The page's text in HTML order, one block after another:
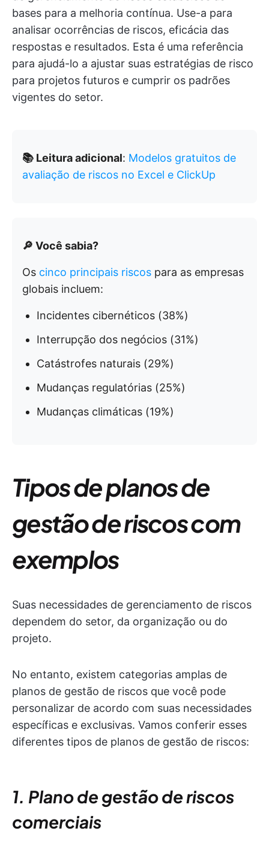
bases para a melhoria contínua. Use-a para
analisar ocorrências de riscos, eficácia das
respostas e resultados. Esta é uma referência
para ajudá-lo a ajustar suas estratégias de risco
para projetos futuros e cumprir os padrões
vigentes do setor.
📚 Leitura adicional: Modelos gratuitos de
avaliação de riscos no Excel e ClickUp
🔎 Você sabia?
Os cinco principais riscos para as empresas
globais incluem:
Incidentes cibernéticos (38%)
Interrupção dos negócios (31%)
Catástrofes naturais (29%)
Mudanças regulatórias (25%)
Mudanças climáticas (19%)
Tipos de planos de
gestão de riscos com
exemplos
Suas necessidades de gerenciamento de riscos
dependem do setor, da organização ou do
projeto.
No entanto, existem categorias amplas de
planos de gestão de riscos que você pode
personalizar de acordo com suas necessidades
específicas e exclusivas. Vamos conferir esses
diferentes tipos de planos de gestão de riscos:
1. Plano de gestão de riscos
comerciais